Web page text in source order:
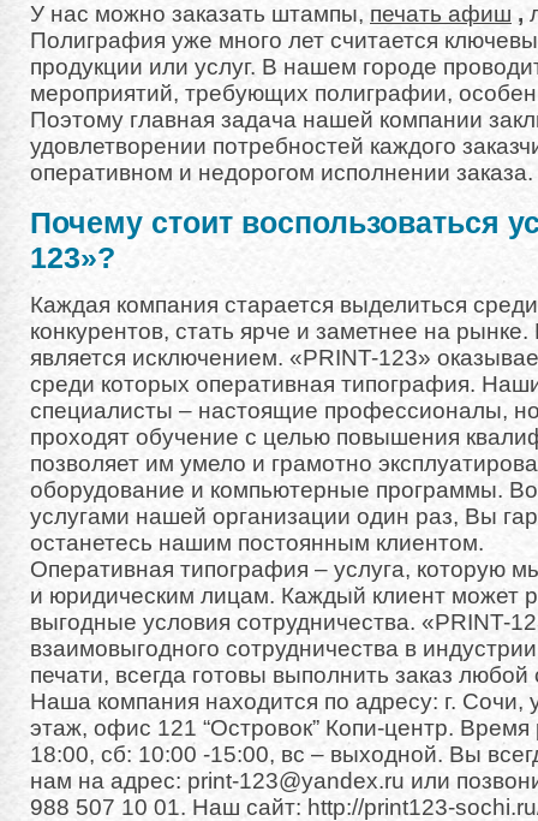
У нас можно заказать штампы, печать афиш ,
Полиграфия уже много лет считается
продукции или услуг. В нашем городе
мероприятий, требующих полиграфии,
Поэтому главная задача нашей компании
удовлетворении потребностей каждого
оперативном и недорогом исполнении заказа.
Почему стоит воспользоваться
123»?
Каждая компания старается выделиться
конкурентов, стать ярче и заметнее на
является исключением. «PRINT-123»
среди которых оперативная типография.
специалисты – настоящие профессионалы,
проходят обучение с целью повышения
позволяет им умело и грамотно
оборудование и компьютерные программы.
услугами нашей организации один раз, Вы
останетесь нашим постоянным клиентом.
Оперативная типография – услуга, которую
и юридическим лицам. Каждый клиент может
выгодные условия сотрудничества. «PRINT-
взаимовыгодного сотрудничества в
печати, всегда готовы выполнить заказ
Наша компания находится по адресу: г. Сочи,
этаж, офис 121 “Островок” Копи-центр.
18:00, сб: 10:00 -15:00, вс – выходной. Вы
нам на адрес: print-123@yandex.ru или
988 507 10 01. Наш сайт: http://print123-